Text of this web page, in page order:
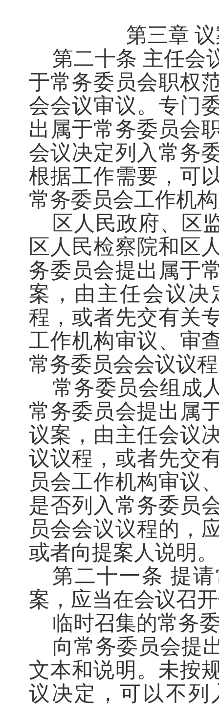
第三章
第二十条 主任会
于常务委员会职权
会会议审议。专门
出属于常务委员会
会议决定列入常务
根据工作需要，可
常务委员会工作机
区人民政府、区
区人民检察院和区
务委员会提出属于
案，由主任会议
程，或者先交有关
工作机构审议、审
常务委员会会议议
常务委员会组成
常务委员会提出属
议案，由主任会议
议议程，或者先交
员会工作机构审议
是否列入常务委员
员会会议议程的，
或者向提案人说明。
第二十一条提
案，应当在会议召
临时召集的常务
向常务委员会提
文本和说明。未按
议决定，可以不